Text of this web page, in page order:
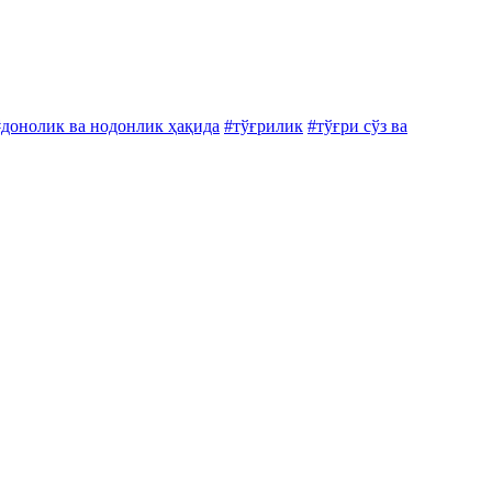
ва нодонлик ҳақида #тўғрилик #тўғри сўз ва